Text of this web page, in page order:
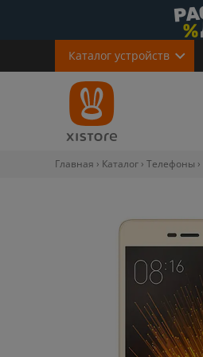
Каталог устройств
Главная Каталог Телефоны